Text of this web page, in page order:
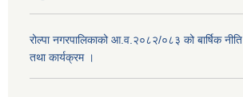
रोल्पा नगरपालिकाको आ.व.२०८२/०८३ को बार्षिक नीति
तथा कार्यक्रम ।